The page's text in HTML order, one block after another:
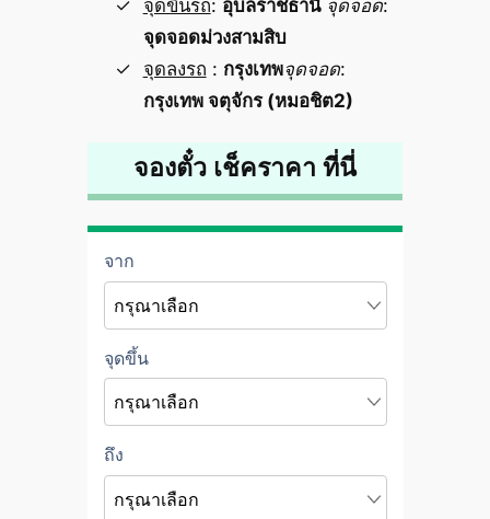
จุดขึ้นรถ: อุบลราชธานี จุดจอด:
จุดจอดม่วงสามสิบ
จุดลงรถ : กรุงเทพจุดจอด:
กรุงเทพ จตุจักร (หมอชิต2)
จองตั๋ว เช็คราคา ที่นี่